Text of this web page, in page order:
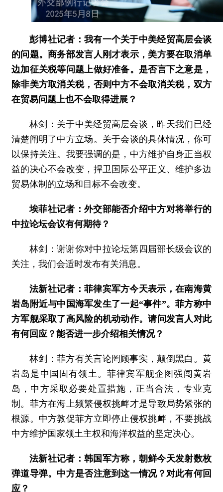
彭博社记者：我有一个关于中美经贸高层会谈
的问题。商务部发言人刚才表示，美方要在取消单
边加征关税等问题上做好准备。是否言下之意是，
除非美方取消关税，否则中方不会取消关税，双方
在贸易问题上也不会取得进展？
林剑：关于中美经贸高层会谈，昨天我们已经
清楚阐明了中方立场。关于会谈的具体情况，你可
以保持关注。我要强调的是，中方维护自身正当权
益的决心不会改变，捍卫国际公平正义、维护多边
贸易体制的立场和目标不会改变。
埃菲社记者：外交部能否介绍中方对将举行的
中拉论坛会议有何期待？
林剑：谢谢你对中拉论坛第四届部长级会议的
关注，我们会适时发布有关消息。
法新社记者：菲律宾军方今天表示，在南海黄
岩岛附近与中国海军发生了一起“事件”。菲方称中
方军舰采取了高风险的机动动作。请问发言人对此
有何回应？能否进一步介绍相关情况？
林剑：菲方有关言论罔顾事实，颠倒黑白。黄
岩岛是中国固有领土。菲律宾军舰企图强闯黄岩
岛，中方采取必要处置措施，正当合法，专业克
制。菲方在海上频繁侵权挑衅才是导致局势紧张的
根源。中方敦促菲方立即停止侵权挑衅，不要挑战
中方维护国家领土主权和海洋权益的坚定决心。
法新社记者：韩国军方称，朝鲜今天发射数枚
弹道导弹。中方是否注意到这一情况？对此有何回
应？